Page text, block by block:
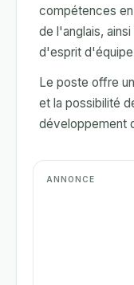
compétences
de l'anglais,
d'esprit
Le poste offre
et la possibilité
développement